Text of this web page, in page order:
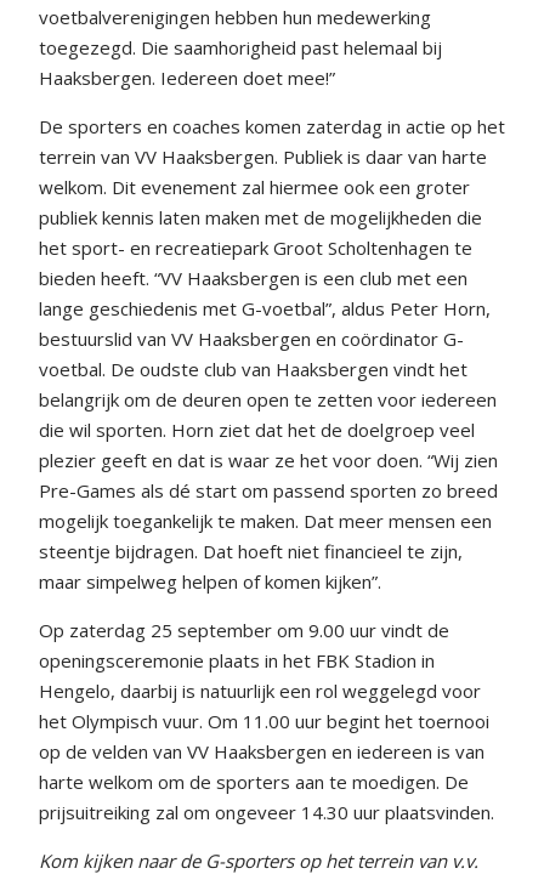
voetbalverenigingen hebben hun medewerking
toegezegd. Die saamhorigheid past helemaal bij
Haaksbergen. Iedereen doet mee!”
De sporters en coaches komen zaterdag in actie op het
terrein van VV Haaksbergen. Publiek is daar van harte
welkom. Dit evenement zal hiermee ook een groter
publiek kennis laten maken met de mogelijkheden die
het sport- en recreatiepark Groot Scholtenhagen te
bieden heeft. “VV Haaksbergen is een club met een
lange geschiedenis met G-voetbal”, aldus Peter Horn,
bestuurslid van VV Haaksbergen en coördinator G-
voetbal. De oudste club van Haaksbergen vindt het
belangrijk om de deuren open te zetten voor iedereen
die wil sporten. Horn ziet dat het de doelgroep veel
plezier geeft en dat is waar ze het voor doen. “Wij zien
Pre-Games als dé start om passend sporten zo breed
mogelijk toegankelijk te maken. Dat meer mensen een
steentje bijdragen. Dat hoeft niet financieel te zijn,
maar simpelweg helpen of komen kijken”.
Op zaterdag 25 september om 9.00 uur vindt de
openingsceremonie plaats in het FBK Stadion in
Hengelo, daarbij is natuurlijk een rol weggelegd voor
het Olympisch vuur. Om 11.00 uur begint het toernooi
op de velden van VV Haaksbergen en iedereen is van
harte welkom om de sporters aan te moedigen. De
prijsuitreiking zal om ongeveer 14.30 uur plaatsvinden.
Kom kijken naar de G-sporters op het terrein van v.v.